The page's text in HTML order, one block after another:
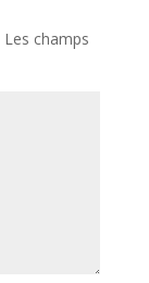
Les champs